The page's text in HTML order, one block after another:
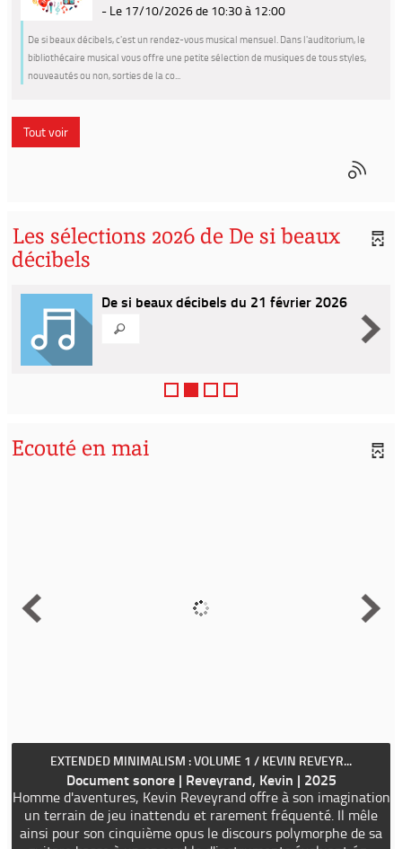
- Le 17/10/2026de 10:30 à 12:00
De si beaux décibels, c'est un rendez-vous musical mensuel. Dans l'auditorium, le
bibliothécaire musical vous offre une petite sélection de musiques de tous styles,
nouveautés ou non, sorties de la co...
Tout voir
Les sélections 2026 de De si beaux
décibels
De si beaux décibels du 21 février 2026
Ecouté en mai
EXTENDED MINIMALISM : VOLUME 1 / KEVIN REVEYR...
Document sonore | Reveyrand, Kevin | 2025
Homme d'aventures, Kevin Reveyrand offre à son imagination
un terrain de jeu inattendu et rarement fréquenté. Il mêle
ainsi pour son cinquième opus le discours polymorphe de sa